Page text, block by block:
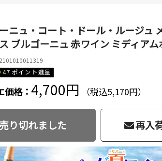
ニュ・コート・ドール・ルージュ
ブルゴーニュ 赤ワイン ミディア
47 ポイント進呈
価格： 4,700円 （税込5,170円）
売り切れました 再入